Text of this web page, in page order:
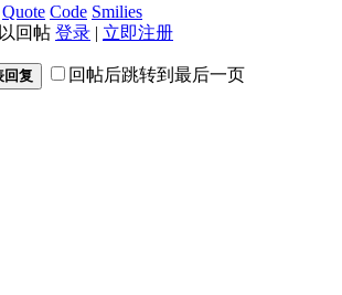
Quote Code Smilies
回帖 登录 | 立即注册
回复 回帖后跳转到最后一页